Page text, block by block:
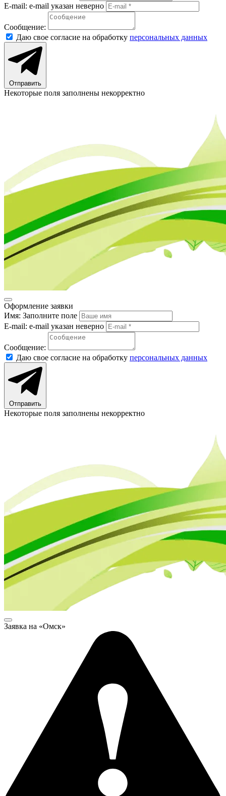
E-mail: e-mail указан неверно
Сообщение:
Даю свое согласие на обработку персональных данных
Отправить
Некоторые поля заполнены некорректно
Оформление заявки
Имя: Заполните поле
E-mail: e-mail указан неверно
Сообщение:
Даю свое согласие на обработку персональных данных
Отправить
Некоторые поля заполнены некорректно
Заявка на «Омск»